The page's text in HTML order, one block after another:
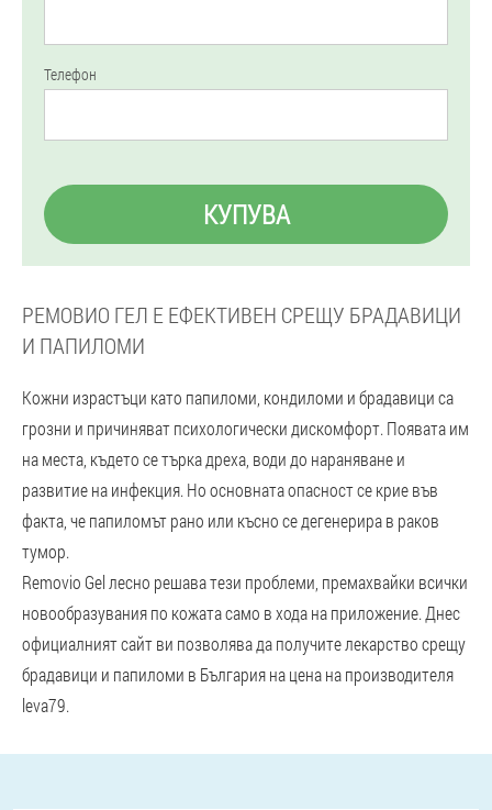
Телефон
КУПУВА
РЕМОВИО ГЕЛ Е ЕФЕКТИВЕН СРЕЩУ БРАДАВИЦИ
И ПАПИЛОМИ
Кожни израстъци като папиломи, кондиломи и брадавици са
грозни и причиняват психологически дискомфорт. Появата им
на места, където се търка дреха, води до нараняване и
развитие на инфекция. Но основната опасност се крие във
факта, че папиломът рано или късно се дегенерира в раков
тумор.
Removio Gel лесно решава тези проблеми, премахвайки всички
новообразувания по кожата само в хода на приложение. Днес
официалният сайт ви позволява да получите лекарство срещу
брадавици и папиломи в България на цена на производителя
leva79.